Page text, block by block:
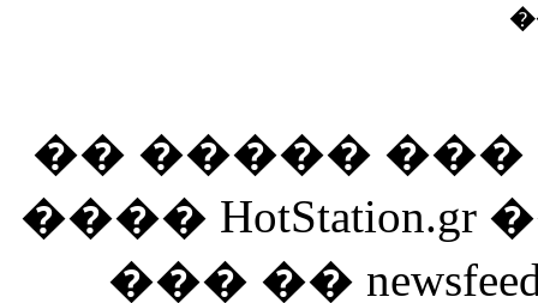
�� �����
����
��� ��